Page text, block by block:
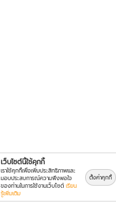
เว็บไซต์นี้ใช้คุกกี้
เราใช้คุกกี้เพื่อเพิ่มประสิทธิภาพและ
มอบประสบการณ์ความพึงพอใจ
ของท่านในการใช้งานเว็บไซต์ เรียน
รู้เพิ่มเติม
ตั้งค่าคุกกี้